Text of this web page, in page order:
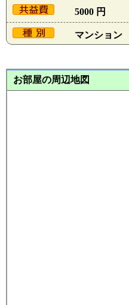
5000 円
マンション
お部屋の周辺地図